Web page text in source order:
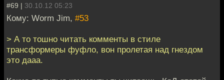
#69 | 30.10.12 05:23
Кому: Worm Jim, #53
> А то тошно читать комменты в стиле
трансформеры фуфло, вон пролетая над гнездом
это дааа.